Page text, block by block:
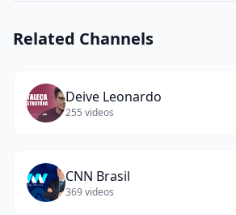
Related Channels
Deive Leonardo
255 videos
CNN Brasil
369videos